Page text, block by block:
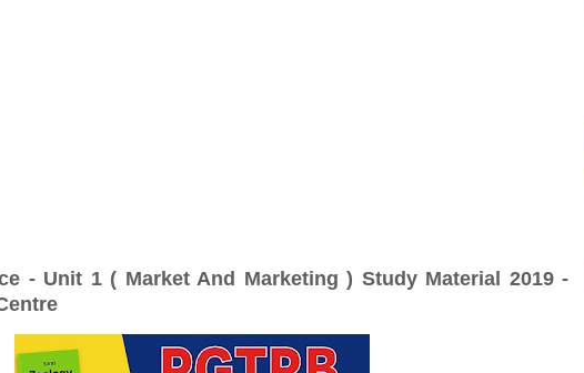
- Unit 1 ( Market And Marketing ) Study Material 2019 -